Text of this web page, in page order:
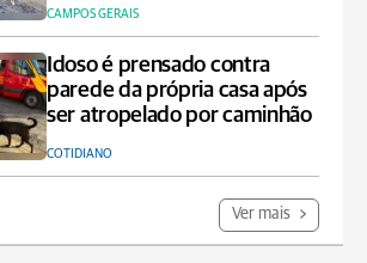
CAMPOS GERAIS
Idoso é prensado contra
parede da própria casa após
ser atropelado por caminhão
COTIDIANO
Ver mais